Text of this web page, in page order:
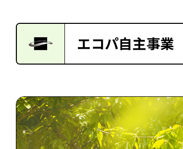
エコパ自主事業